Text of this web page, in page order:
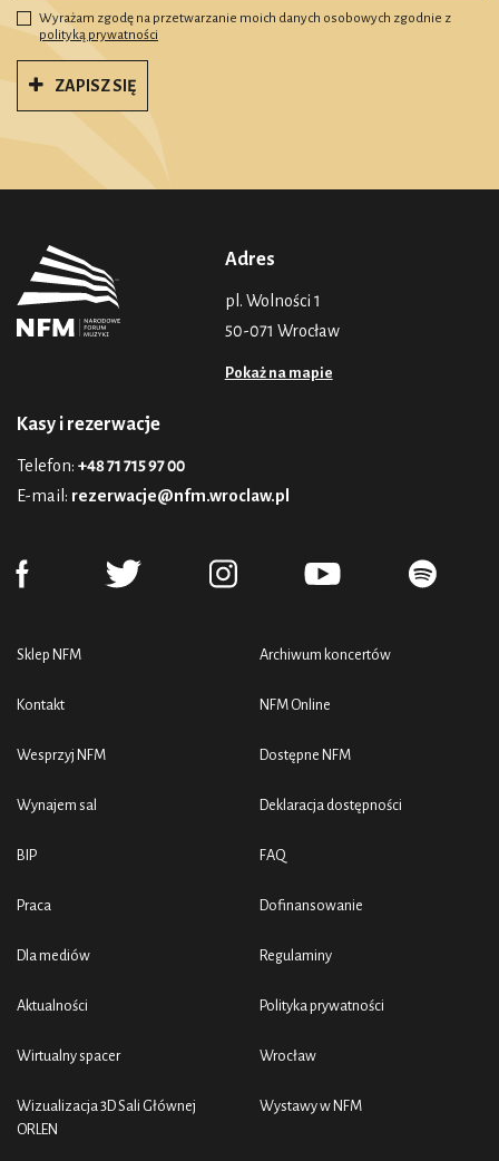
Wyrażam zgodę na przetwarzanie moich danych osobowych zgodnie z
polityką prywatności
ZAPISZ SIĘ
Adres
pl. Wolności 1
50-071 Wrocław
Pokaż na mapie
Kasy i rezerwacje
Telefon: +48 71 715 97 00
E-mail: rezerwacje@nfm.wroclaw.pl
Sklep NFM
Kontakt
Wesprzyj NFM
Wynajem sal
BIP
Praca
Dla mediów
Aktualności
Wirtualny spacer
Wizualizacja 3D Sali Głównej
ORLEN
Archiwum koncertów
NFM Online
Dostępne NFM
Deklaracja dostępności
FAQ
Dofinansowanie
Regulaminy
Polityka prywatności
Wrocław
Wystawy w NFM